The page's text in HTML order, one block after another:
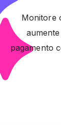
Monitore
pagamento